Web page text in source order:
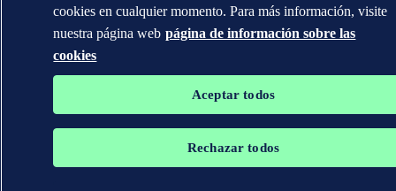
cookies en cualquier momento. Para más información, visite
nuestra página web página de información sobre las
cookies
Aceptar todos
Rechazar todos